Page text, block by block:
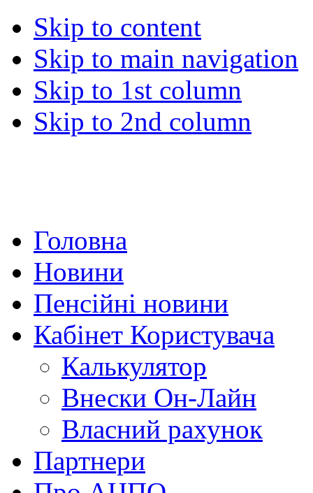
Skip to content
Skip to main navigation
Skip to 1st column
Skip to 2nd column
Головна
Новини
Пенсійні новини
Кабінет Користувача
Калькулятор
Внески Он-Лайн
Власний рахунок
Партнери